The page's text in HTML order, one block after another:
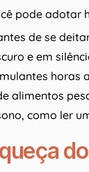
pode adotar
de se
e em
horas
alimentos
como ler